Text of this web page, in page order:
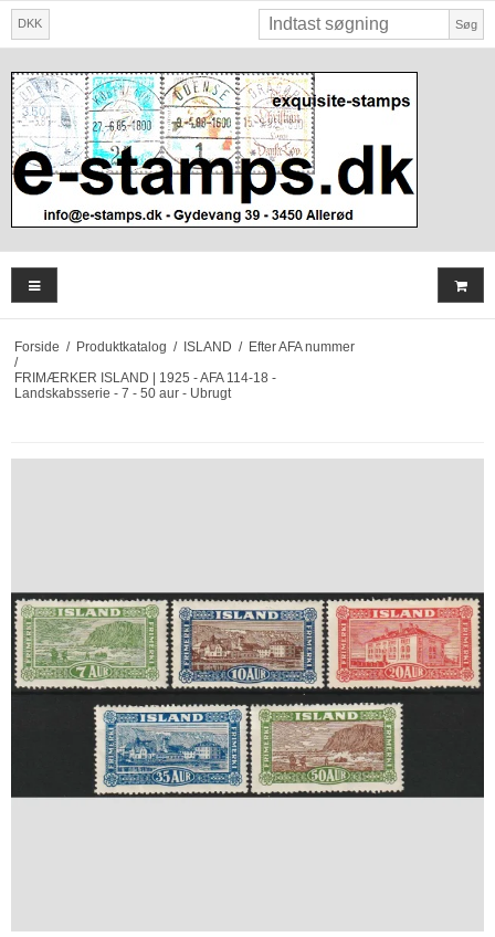
DKK Søg
Forside / Produktkatalog / ISLAND / Efter AFA nummer
/
FRIMÆRKER ISLAND | 1925 - AFA 114-18 -
Landskabsserie - 7 - 50 aur - Ubrugt